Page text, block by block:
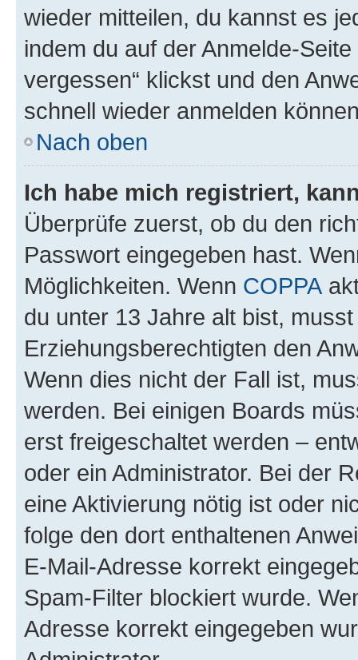
wieder mitteilen, du kannst es
indem du auf der Anmelde-
vergessen“ klickst und den
schnell wieder anmelden
Nach oben
Ich habe mich registriert,
Überprüfe zuerst, ob du den
Passwort eingegeben hast.
Möglichkeiten. Wenn COPPA
du unter 13 Jahre alt bist,
Erziehungsberechtigten den
Wenn dies nicht der Fall ist,
werden. Bei einigen Boards
erst freigeschaltet werden –
oder ein Administrator. Bei der
eine Aktivierung nötig ist oder
folge den dort enthaltenen
E-Mail-Adresse korrekt
Spam-Filter blockiert wurde.
Adresse korrekt eingegeben